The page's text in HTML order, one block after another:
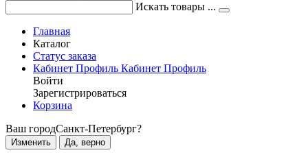
Искать товары ...
Главная
Каталог
Статус заказа
Кабинет Профиль Кабинет Профиль
Войти
Зарегистрироваться
Корзина
Ваш городСанкт-Петербург?
Изменить Да, верно